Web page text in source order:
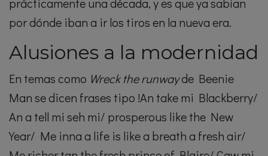
por dónde iban a ir los tiros en la nueva era.
Alusiones a la modernidad
En temas como Wreck the runwayde Beenie
Man se dicen frases tipo !An take mi Blackberry/
An a tell mi seh mi/ prosperous like the New
Year/ Me inna a life is like a breath a fresh air/